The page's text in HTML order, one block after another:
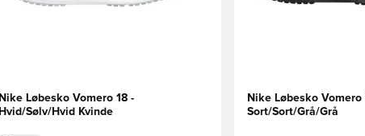
Nike Løbesko Vomero 18 -
Hvid/Sølv/Hvid Kvinde
Nike Løbesko Vomero
Sort/Sort/Grå/Grå